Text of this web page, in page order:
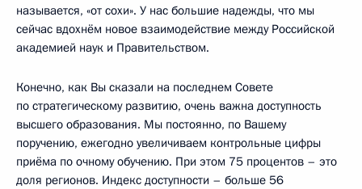
называется, «от сохи». У нас большие надежды, что мы
сейчас вдохнём новое взаимодействие между Российской
академией наук и Правительством.
Конечно, как Вы сказали на последнем Совете
по стратегическому развитию, очень важна доступность
высшего образования. Мы постоянно, по Вашему
поручению, ежегодно увеличиваем контрольные цифры
приёма по очному обучению. При этом 75 процентов – это
доля регионов. Индекс доступности – больше 56